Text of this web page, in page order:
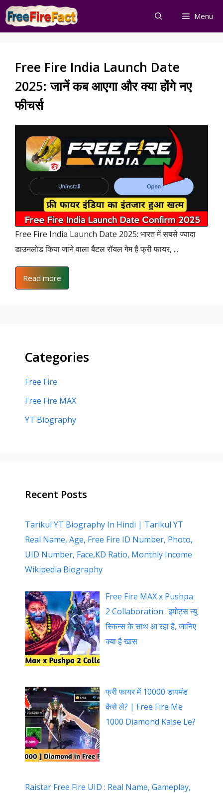
Skip
to
Menu
Free Fire India Launch Date
2025: जानें कब आएगा और क्या होंगे नए
फीचर्स
Free Fire India Launch Date 2025: भारत में सबसे ज्यादा
डाउनलोड किया जाने वाला बैटल रॉयल गेम है फ्री फायर, ...
Read more
Categories
Free Fire
Free Fire MAX
YT Biography
Recent Posts
Tarikul YT Biography In Hindi | Tarikul YT
Real Name, Age, Free Fire ID Number, Photo,
UID Number, Face,KD Ratio, Monthly Income
Wikipedia Biography
Free Fire MAX x Pushpa
2 Collaboration : इमोट्स न्यू
स्किन्स के साथ आ रहा है, जानिए
क्या है खास
फ्री फायर में 10000 डायमंड
कैसे ले? | Free Fire Me
1000 Diamond Kaise Le?
Raistar Free Fire UID : Real Name, Gameplay,